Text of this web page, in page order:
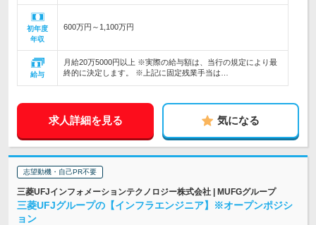
初年度
年収
600万円～1,100万円
給与
月給20万5000円以上 ※実際の給与額は、当行の規定により最
終的に決定します。 ※上記に固定残業手当は…
求人詳細を見る 気になる
志望動機・自己PR不要
三菱UFJインフォメーションテクノロジー株式会社 | MUFGグループ
三菱UFJグループの【インフラエンジニア】※オープンポジシ
ョン